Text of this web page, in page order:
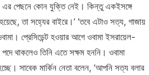
এর পেছনে কোন যুক্তি নেই। কিন্তু একইসঙ্গে
তা সহ্যের বাইরে।’ ‘তবে এটাও সত্য, গাজায়
প্রেসিডেন্ট হওয়ার আগে ওবামা ইসরায়েল-
পদে থাকলেও তিনি এতে সক্ষম হননি। ওবামা
সাবেক মার্কিন নেতা বলেন, ‘আপনি সত্য বলার